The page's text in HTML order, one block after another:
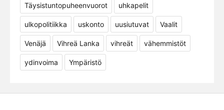
Täysistuntopuheenvuorot uhkapelit
ulkopolitiikka uskonto uusiutuvat Vaalit
Venäjä Vihreä Lanka vihreät vähemmistöt
ydinvoima Ympäristö